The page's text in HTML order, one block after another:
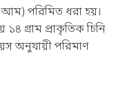
আম) পরিমিত ধরা হয়।
গ্রাম প্রাকৃতিক চিনি
অনুযায়ী পরিমাণ